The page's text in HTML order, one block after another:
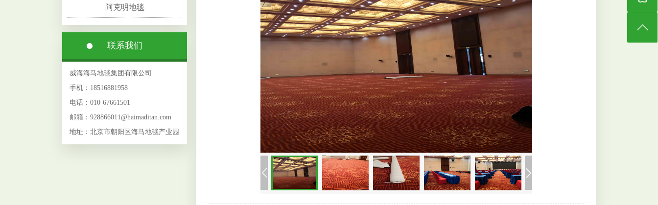
阿克明地毯
联系我们
威海海马地毯集团有限公司
手机：18516881958
电话：010-67661501
邮箱：928866011@haimaditan.com
地址：北京市朝阳区海马地毯产业园